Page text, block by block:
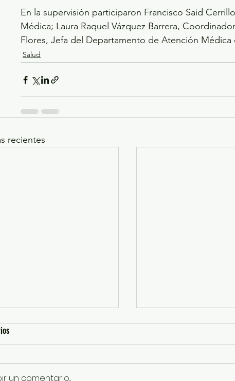
En la supervisión participaron Francisco Said
Médica; Laura Raquel Vázquez Barrera,
Flores, Jefa del Departamento de Atención Médica
Salud
recientes
un comentario...